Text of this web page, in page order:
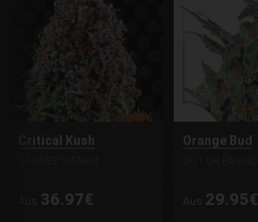
Critical Kush
36.97€
Orange Bud
Aus 29.95€